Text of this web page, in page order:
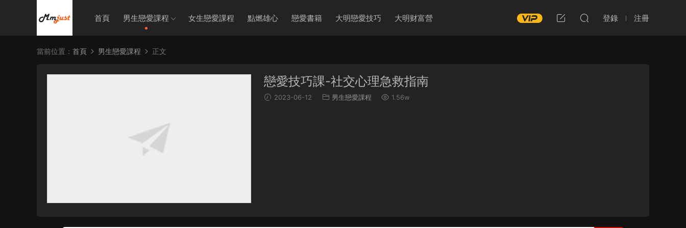
首頁 男生戀愛課程 女生戀愛課程 點燃雄心 戀愛書籍 大明戀愛技巧 大明财富營 登錄 注冊
當前位置： 首頁 男生戀愛課程 正文
戀愛技巧課-社交心理急救指南
2023-06-12 男生戀愛課程 1.56w